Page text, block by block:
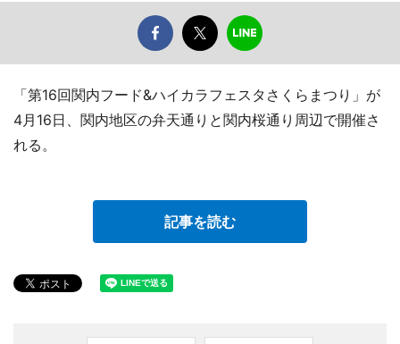
「第16回関内フード&ハイカラフェスタさくらまつり」が
4月16日、関内地区の弁天通りと関内桜通り周辺で開催さ
れる。
記事を読む